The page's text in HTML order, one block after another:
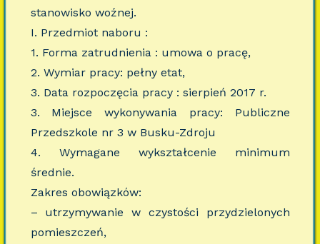
stanowisko woźnej.
I. Przedmiot naboru :
1. Forma zatrudnienia : umowa o pracę,
2. Wymiar pracy: pełny etat,
3. Data rozpoczęcia pracy : sierpień 2017 r.
3. Miejsce wykonywania pracy: Publiczne
Przedszkole nr 3 w Busku-Zdroju
4. Wymagane wykształcenie minimum
średnie.
Zakres obowiązków:
– utrzymywanie w czystości przydzielonych
pomieszczeń,